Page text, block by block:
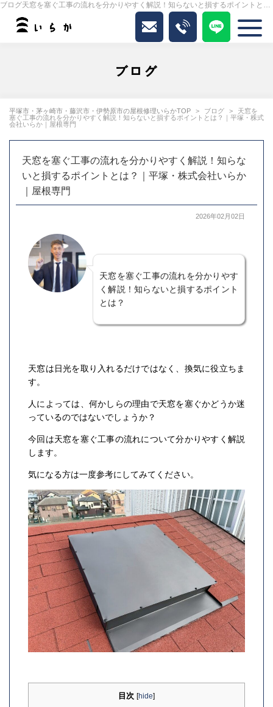
ブログ天窓を塞ぐ工事の流れを分かりやすく解説！知らないと損するポイントとは？｜平塚・株式会社いらか｜屋根専門｜いらか
ブログ
平塚市・茅ヶ崎市・藤沢市・伊勢原市の屋根修理いらかTOP ブログ
天窓を
塞ぐ工事の流れを分かりやすく解説！知らないと損するポイントとは？｜平塚・株式
会社いらか｜屋根専門
天窓を塞ぐ工事の流れを分かりやすく解説！知らな
いと損するポイントとは？｜平塚・株式会社いらか
｜屋根専門
2026年02月02日
天窓を塞ぐ工事の流れを分かりやす
く解説！知らないと損するポイント
とは？
天窓は日光を取り入れるだけではなく、換気に役立ちま
す。
人によっては、何かしらの理由で天窓を塞ぐかどうか迷
っているのではないでしょうか？
今回は天窓を塞ぐ工事の流れについて分かりやすく解説
します。
気になる方は一度参考にしてみてください。
目次 [hide]